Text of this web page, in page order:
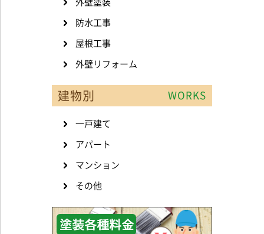
外壁塗装
防水工事
屋根工事
外壁リフォーム
建物別 WORKS
一戸建て
アパート
マンション
その他